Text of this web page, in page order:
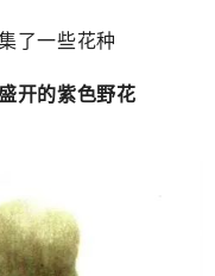
了一些花种
开的紫色野花